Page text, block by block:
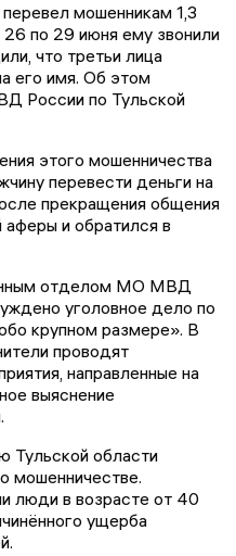
мошенникам 1,3
по 29 июня ему звонили
что третьи лица
его имя. Об этом
России по Тульской
этого мошенничества
перевести деньги на
прекращения общения
аферы и обратился в
отделом МО МВД
уголовное дело по
крупном размере». В
проводят
направленные на
выяснение
Тульской области
мошенничестве.
люди в возрасте от 40
ущерба